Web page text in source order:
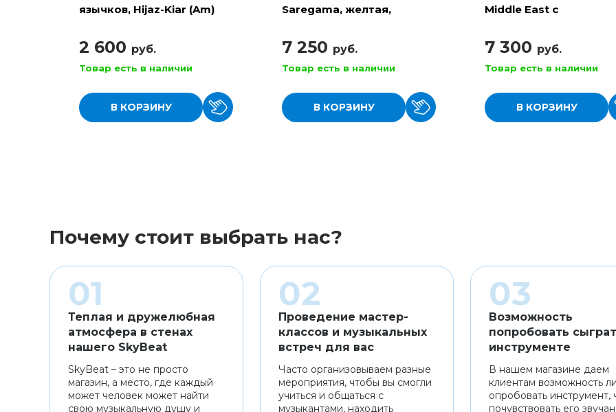
язычков, Hijaz-Kiar (Am)
2 600 руб.
Товар есть в наличии
В КОРЗИНУ
Saregama, желтая,
7 250 руб.
Товар есть в наличии
В КОРЗИНУ
Middle East с
A17HbMAM )
7 300 руб.
Товар есть в наличии
В КОРЗИНУ
Почему стоит выбрать нас?
Теплая и дружелюбная
атмосфера в стенах
нашего SkyBeat
SkyBeat – это не просто
магазин, а место, где каждый
может человек может найти
свою музыкальную душу и
Проведение мастер-
классов и музыкальных
встреч для вас
Часто организовываем разные
мероприятия, чтобы вы смогли
учиться и общаться с
музыкантами, находить
Возможность
попробовать
инструменте
В нашем магазине даем
клиентам возможность
опробовать инструмент,
почувствовать его